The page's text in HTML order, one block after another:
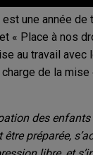
une année de
« Place à nos
au travail avec
de la
des
préparée,